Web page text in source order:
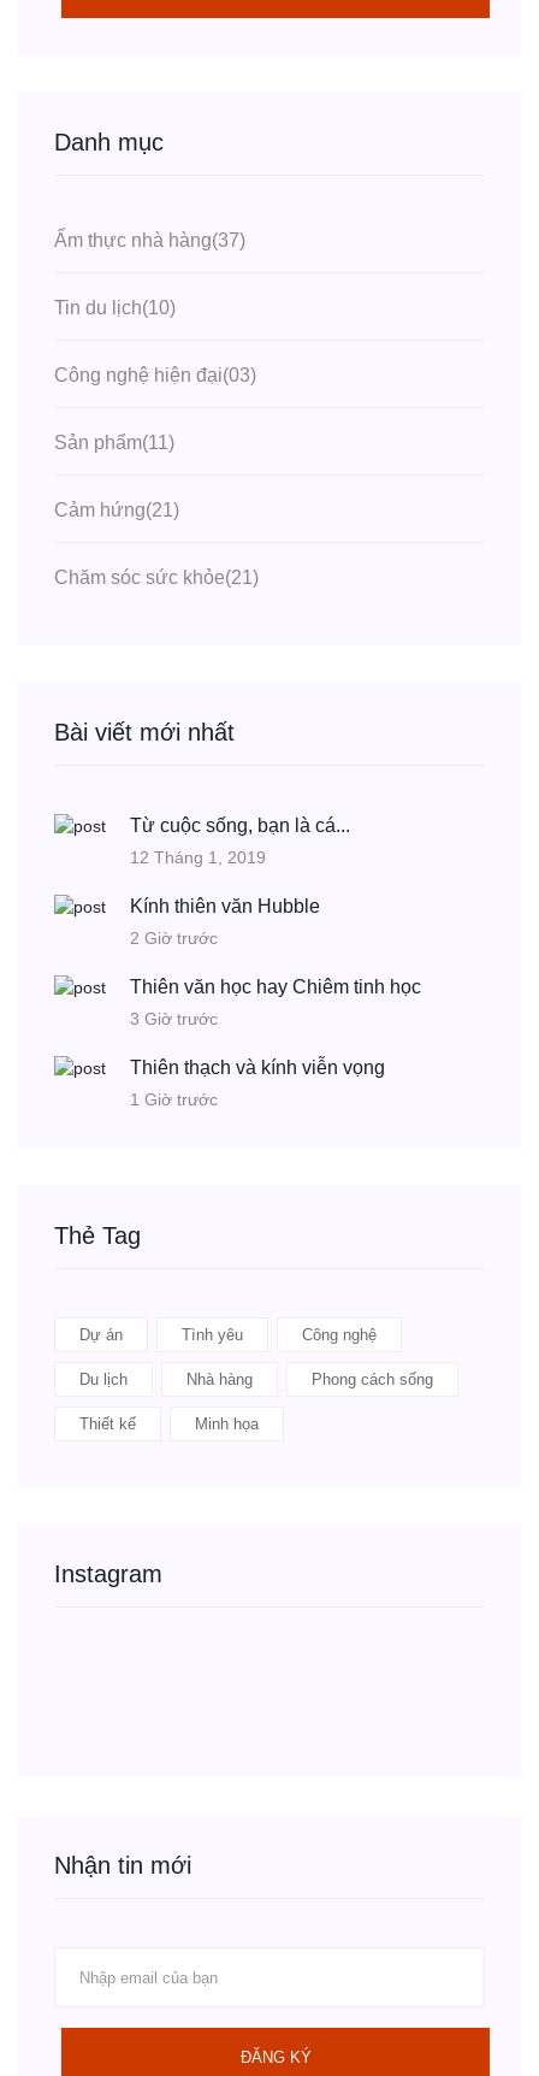
Danh mục
Ẩm thực nhà hàng(37)
Tin du lịch(10)
Công nghệ hiện đại(03)
Sản phẩm(11)
Cảm hứng(21)
Chăm sóc sức khỏe(21)
Bài viết mới nhất
Từ cuộc sống, bạn là cá...
12 Tháng 1, 2019
Kính thiên văn Hubble
2 Giờ trước
Thiên văn học hay Chiêm tinh học
3 Giờ trước
Thiên thạch và kính viễn vọng
1 Giờ trước
Thẻ Tag
Dự án Tình yêu Công nghệ
Du lịch Nhà hàng Phong cách sống
Thiết kế Minh họa
Instagram
Nhận tin mới
ĐĂNG KÝ